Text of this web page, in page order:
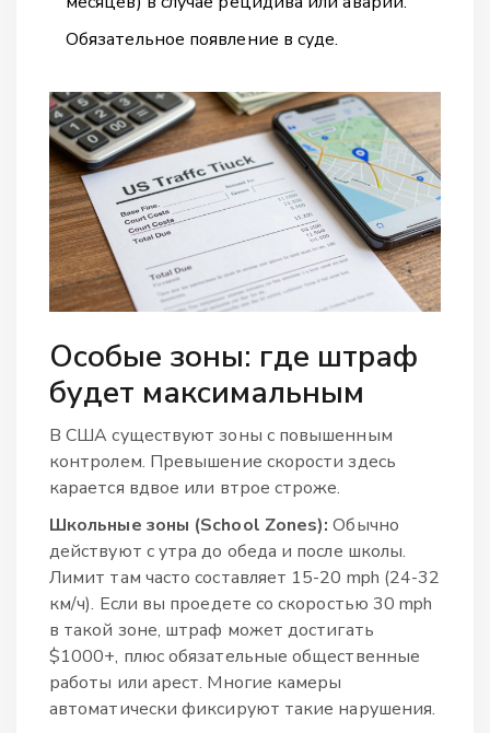
Обязательное появление в суде.
Особые зоны: где штраф
будет максимальным
В США существуют зоны с повышенным
контролем. Превышение скорости здесь
карается вдвое или втрое строже.
Школьные зоны (School Zones): Обычно
действуют с утра до обеда и после школы.
Лимит там часто составляет 15-20 mph (24-32
км/ч). Если вы проедете со скоростью 30 mph
в такой зоне, штраф может достигать
$1000+, плюс обязательные общественные
работы или арест. Многие камеры
автоматически фиксируют такие нарушения.